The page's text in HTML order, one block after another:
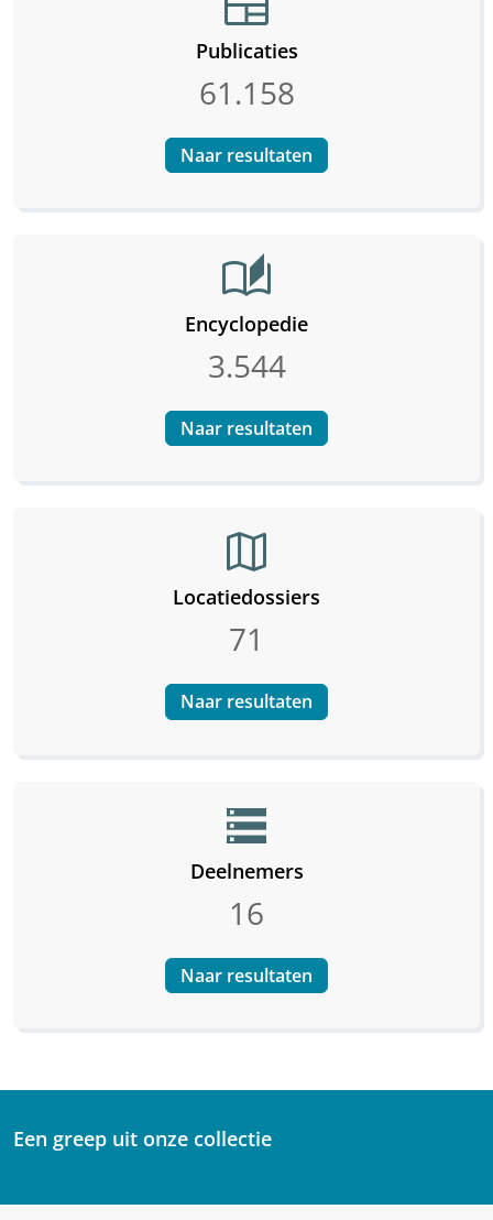
Publicaties
61.158
Naar resultaten
auto_stories
Encyclopedie
3.544
Naar resultaten
map
Locatiedossiers
71
Naar resultaten
storage
Deelnemers
16
Naar resultaten
Een greep uit onze collectie